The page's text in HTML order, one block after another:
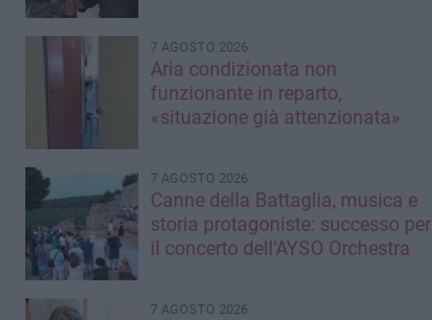
7 AGOSTO 2026
Aria condizionata non
funzionante in reparto,
«situazione già attenzionata»
7 AGOSTO 2026
Canne della Battaglia, musica e
storia protagoniste: successo per
il concerto dell’AYSO Orchestra
7 AGOSTO 2026